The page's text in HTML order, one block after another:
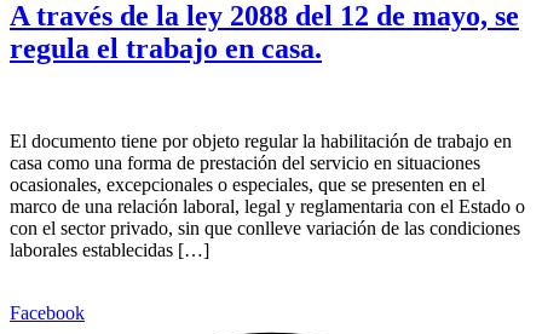
A través de la ley 2088 del 12 de mayo, se
regula el trabajo en casa.
El documento tiene por objeto regular la habilitación de trabajo en
casa como una forma de prestación del servicio en situaciones
ocasionales, excepcionales o especiales, que se presenten en el
marco de una relación laboral, legal y reglamentaria con el Estado o
con el sector privado, sin que conlleve variación de las condiciones
laborales establecidas […]
Facebook